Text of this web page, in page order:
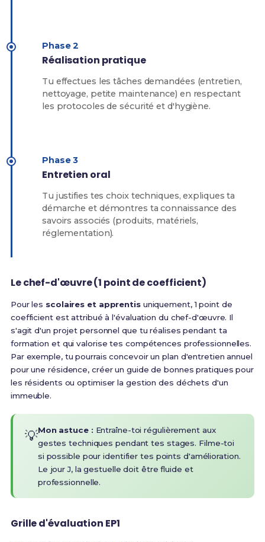
Phase 2
Réalisation pratique
Tu effectues les tâches demandées (entretien,
nettoyage, petite maintenance) en respectant
les protocoles de sécurité et d'hygiène.
Phase 3
Entretien oral
Tu justifies tes choix techniques, expliques ta
démarche et démontres ta connaissance des
savoirs associés (produits, matériels,
réglementation).
Le chef-d'œuvre (1 point de coefficient)
Pour les scolaires et apprentisuniquement,1 point de
coefficient est attribué à l'évaluation du chef-d'œuvre. Il
s'agit d'un projet personnel que tu réalises pendant ta
formation et qui valorise tes compétences professionnelles.
Par exemple, tu pourrais concevoir un plan d'entretien annuel
pour une résidence, créer un guide de bonnes pratiques pour
les résidents ou optimiser la gestion des déchets d'un
immeuble.
💡Mon astuce : Entraîne-toi régulièrement aux
gestes techniques pendant tes stages. Filme-toi
si possible pour identifier tes points d'amélioration.
Le jour J, la gestuelle doit être fluide et
professionnelle.
Grille d'évaluation EP1